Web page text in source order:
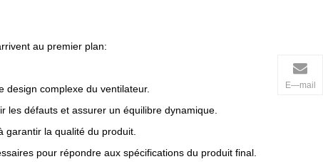
au premier plan:
design complexe du ventilateur.
défauts et assurer un équilibre dynamique.
la qualité du produit.
pour répondre aux spécifications du produit final.
E—mail